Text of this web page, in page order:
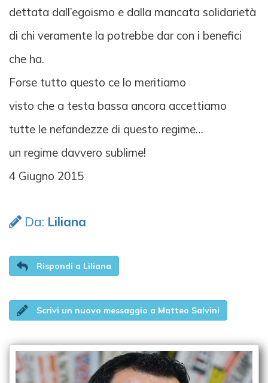
dettata dall’egoismo e dalla mancata solidarietà
di chi veramente la potrebbe dar con i benefici
che ha.
Forse tutto questo ce lo meritiamo
visto che a testa bassa ancora accettiamo
tutte le nefandezze di questo regime…
un regime davvero sublime!
4 Giugno 2015
Da: Liliana
Rispondi a Liliana
Scrivi un nuovo messaggio a Matteo Salvini